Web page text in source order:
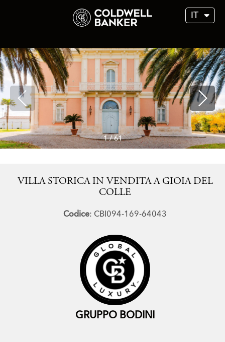
IT
1/61
VILLA STORICA IN VENDITA A GIOIA DEL
COLLE
Codice: CBI094-169-64043
GRUPPO BODINI